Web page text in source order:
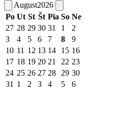
August2026
Po Ut St Št Pia So Ne
27 28 29 30 31 1
2
3
4 5 6 7 8
9
10 11 12 13 14 15 16
17 18 19 20 21 22 23
24 25 26 27 28 29 30
31 1 2 3 4 5 6